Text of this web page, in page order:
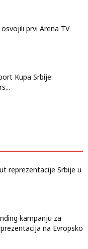
prvi Arena TV
Kupa Srbije:
reprezentacije Srbije u
kampanju za
na Evropsko